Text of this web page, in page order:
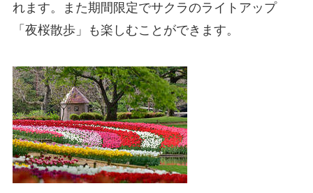
れます。また期間限定でサクラのライトアップ
「夜桜散歩」も楽しむことができます。